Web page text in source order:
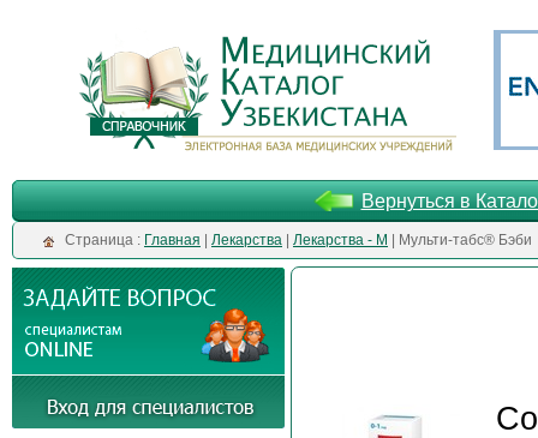
Вернуться в
Cтраница : Главная Лекарства Лекарства - М | Мульти-табс® Бэби